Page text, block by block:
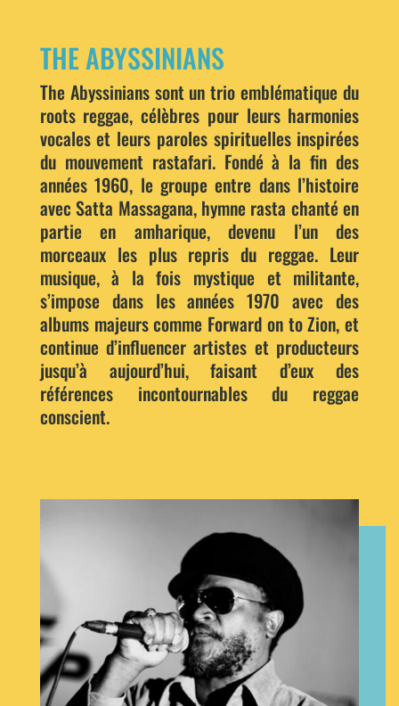
THE ABYSSINIANS
The Abyssinians sont un trio emblématique du
roots reggae, célèbres pour leurs harmonies
vocales et leurs paroles spirituelles inspirées
du mouvement rastafari. Fondé à la fin des
années 1960, le groupe entre dans l’histoire
avec Satta Massagana, hymne rasta chanté en
partie en amharique, devenu l’un des
morceaux les plus repris du reggae. Leur
musique, à la fois mystique et militante,
s’impose dans les années 1970 avec des
albums majeurs comme Forward on to Zion, et
continue d’influencer artistes et producteurs
jusqu’à aujourd’hui, faisant d’eux des
références incontournables du reggae
conscient.